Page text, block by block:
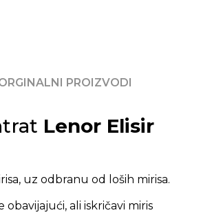
PROIZVODI
Lenor Elisir
uz odbranu od loših mirisa.
ali iskričavi miris